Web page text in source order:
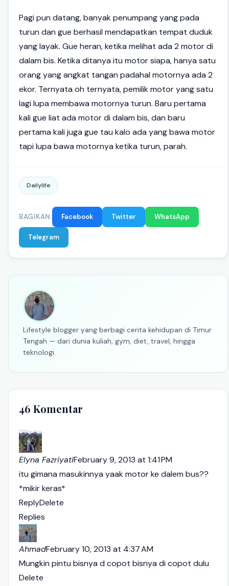
Pagi pun datang, banyak penumpang yang pada
turun dan gue berhasil mendapatkan tempat duduk
yang layak. Gue heran, ketika melihat ada 2 motor di
dalam bis. Ketika ditanya itu motor siapa, hanya satu
orang yang angkat tangan padahal motornya ada 2
ekor. Ternyata oh ternyata, pemilik motor yang satu
lagi lupa membawa motornya turun. Baru pertama
kali gue liat ada motor di dalam bis, dan baru
pertama kali juga gue tau kalo ada yang bawa motor
tapi lupa bawa motornya ketika turun, parah.
Dailylife
BAGIKAN: Facebook Twitter WhatsApp
Telegram
Lifestyle blogger yang berbagi cerita kehidupan di Timur
Tengah — dari dunia kuliah, gym, diet, travel, hingga
teknologi.
46 Komentar
Elyna FazriyatiFebruary 9, 2013 at 1:41 PM
itu gimana masukinnya yaak motor ke dalem bus??
*mikir keras*
ReplyDelete
Replies
AhmadFebruary 10, 2013 at 4:37 AM
Mungkin pintu bisnya d copot bisnya di copot dulu
Delete